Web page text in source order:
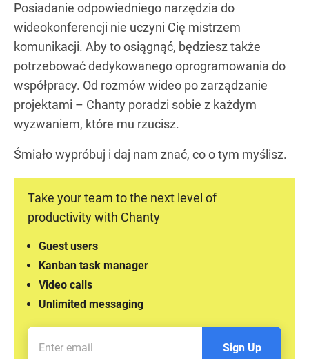
Posiadanie odpowiedniego narzędzia do
wideokonferencji nie uczyni Cię mistrzem
komunikacji. Aby to osiągnąć, będziesz także
potrzebować dedykowanego oprogramowania do
współpracy. Od rozmów wideo po zarządzanie
projektami – Chanty poradzi sobie z każdym
wyzwaniem, które mu rzucisz.
Śmiało wypróbuj i daj nam znać, co o tym myślisz.
Take your team to the next level of
productivity with Chanty
Unlimited messaging
Video calls
Kanban task manager
Guest users
Sign Up